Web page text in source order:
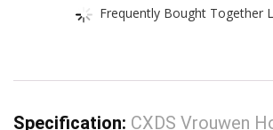
Frequently Bought Together
Specification: CXDS Vrouwen